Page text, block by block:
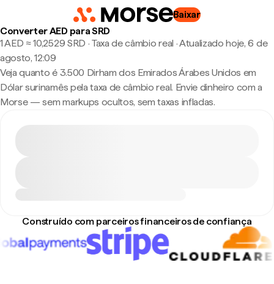
Baixar
Converter AED para SRD
1 AED ≈ 10,2529 SRD · Taxa de câmbio real ·Atualizado hoje, 6 de
agosto, 12:09
Veja quanto é 3.500 Dirham dos Emirados Árabes Unidos em
Dólar surinamês pela taxa de câmbio real. Envie dinheiro com a
Morse — sem markups ocultos, sem taxas infladas.
Construído com parceiros financeiros de confiança